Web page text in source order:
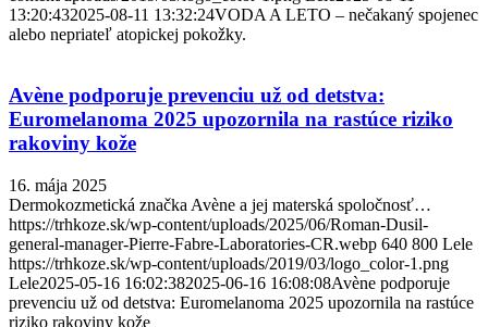
13:20:432025-08-11 13:32:24VODA A LETO – nečakaný spojenec
alebo nepriateľ atopickej pokožky.
Avène podporuje prevenciu už od detstva:
Euromelanoma 2025 upozornila na rastúce riziko
rakoviny kože
16. mája 2025
Dermokozmetická značka Avène a jej materská spoločnosť…
https://trhkoze.sk/wp-content/uploads/2025/06/Roman-Dusil-
general-manager-Pierre-Fabre-Laboratories-CR.webp 640 800 Lele
https://trhkoze.sk/wp-content/uploads/2019/03/logo_color-1.png
Lele2025-05-16 16:02:382025-06-16 16:08:08Avène podporuje
prevenciu už od detstva: Euromelanoma 2025 upozornila na rastúce
riziko rakoviny kože